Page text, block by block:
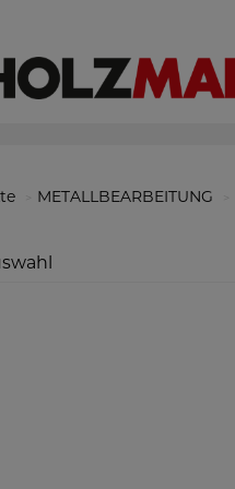
METALLBEARBEITUNG